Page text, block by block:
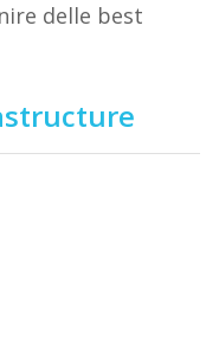
delle best